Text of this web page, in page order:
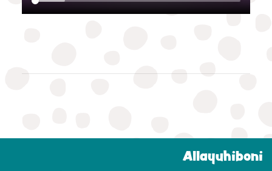
Allayuhiboni